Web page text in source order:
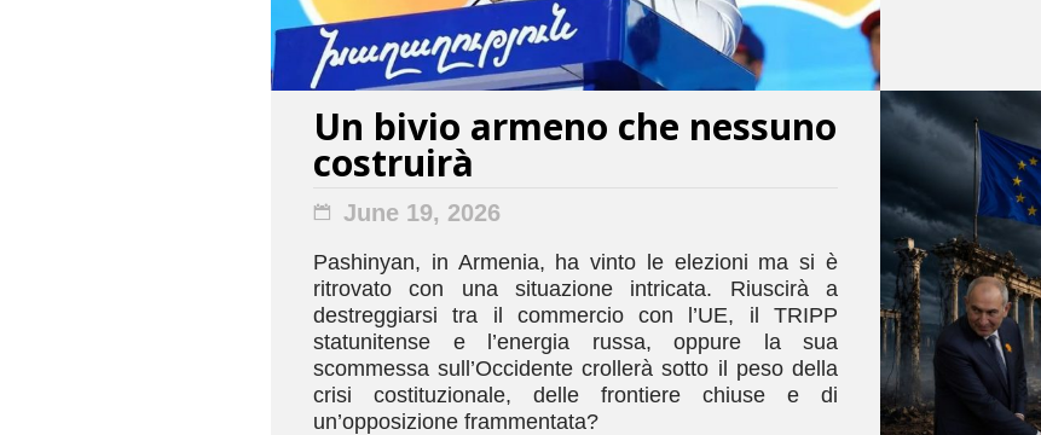
Un bivio armeno che nessuno
costruirà
June 19, 2026
Pashinyan, in Armenia, ha vinto le elezioni ma si è
ritrovato con una situazione intricata. Riuscirà a
destreggiarsi tra il commercio con l’UE, il TRIPP
statunitense e l’energia russa, oppure la sua
scommessa sull’Occidente crollerà sotto il peso della
crisi costituzionale, delle frontiere chiuse e di
un’opposizione frammentata?